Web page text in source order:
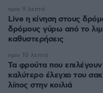
Live η κίνηση στους
δρόμους γύρω από το
καθυστερήσεις
πριν 9 λεπτά
Τα φρούτα που
καλύτερο έλεγχο του
λίπος στην κοιλιά
πριν 10 λεπτά